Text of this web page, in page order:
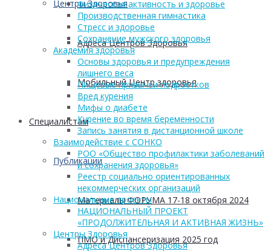
Центры Здоровья
Адреса Центров Здоровья
Мобильный Центр здоровья
Cпециалистам
Публикации
Материалы ФОРУМА 17-18 октября 2024
ПМО и Диспансеризация 2025 год
Физическая активность и здоровье
Производственная гимнастика
Стресс и здоровье
Сохранение мужского здоровья
Академия здоровья
Основы здоровья и предупреждения
лишнего веса
Пищевые привычки подростков
Вред курения
Мифы о диабете
Курение во время беременности
Запись занятия в дистанционной школе
Взаимодействие с СОНКО
РОО «Общество профилактики заболеваний
и сохранения здоровья»
Реестр социально ориентированных
некоммерческих организаций
Национальные проекты
НАЦИОНАЛЬНЫЙ ПРОЕКТ
«ПРОДОЛЖИТЕЛЬНАЯ И АКТИВНАЯ ЖИЗНЬ»
Центры Здоровья
Адреса Центров Здоровья